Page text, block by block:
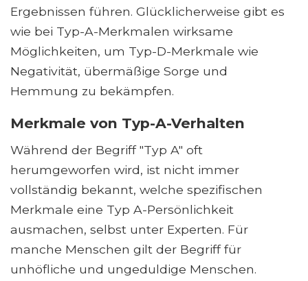
Ergebnissen führen. Glücklicherweise gibt es
wie bei Typ-A-Merkmalen wirksame
Möglichkeiten, um Typ-D-Merkmale wie
Negativität, übermäßige Sorge und
Hemmung zu bekämpfen.
Merkmale von Typ-A-Verhalten
Während der Begriff "Typ A" oft
herumgeworfen wird, ist nicht immer
vollständig bekannt, welche spezifischen
Merkmale eine Typ A-Persönlichkeit
ausmachen, selbst unter Experten. Für
manche Menschen gilt der Begriff für
unhöfliche und ungeduldige Menschen.